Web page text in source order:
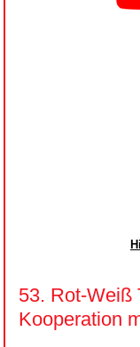
53. Rot-Weiß
Kooperation